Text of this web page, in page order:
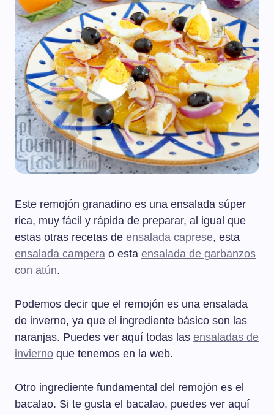
Este remojón granadino es una ensalada súper
rica, muy fácil y rápida de preparar, al igual que
estas otras recetas de ensalada caprese, esta
ensalada campera o esta ensalada de garbanzos
con atún.
Podemos decir que el remojón es una ensalada
de inverno, ya que el ingrediente básico son las
naranjas. Puedes ver aquí todas las ensaladas de
invierno que tenemos en la web.
Otro ingrediente fundamental del remojón es el
bacalao. Si te gusta el bacalao, puedes ver aquí